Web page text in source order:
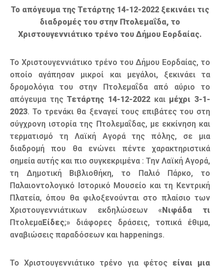
Το απόγευμα της Τετάρτης 14-12-2022 ξεκινάει τις
διαδρομές του στην Πτολεμαΐδα, το
Χριστουγεννιάτικο τρένο του Δήμου Εορδαίας.
Το Χριστουγεννιάτικο τρένο του Δήμου Εορδαίας, το
οποίο αγάπησαν μικροί και μεγάλοι, ξεκινάει τα
δρομολόγια του στην Πτολεμαΐδα από αύριο το
απόγευμα τηςΤετάρτης 14-12-2022 και μέχρι 3-1-
2023. Το τρενάκι θα ξεναγεί τους επιβάτες του στη
σύγχρονη ιστορία της Πτολεμαΐδας, με εκκίνηση και
τερματισμό τη Λαϊκή Αγορά της πόλης, σε μια
διαδρομή που θα ενώνει πέντε χαρακτηριστικά
σημεία αυτής και πιο συγκεκριμένα : Tην Λαϊκή Αγορά,
τη Δημοτική Βιβλιοθήκη, το Παλιό Πάρκο, το
Παλαιοντολογικό Ιστορικό Μουσείο και τη Κεντρική
Πλατεία, όπου θα φιλοξενούνται στο πλαίσιο των
Χριστουγεννιάτικων εκδηλώσεων «Νιφάδα τι
ΠτολεμαΕίδες;» διάφορες δράσεις, τοπικά έθιμα,
αναβιώσεις παραδόσεων και happenings.
Το Χριστουγεννιάτικο τρένο για φέτος είναι μια